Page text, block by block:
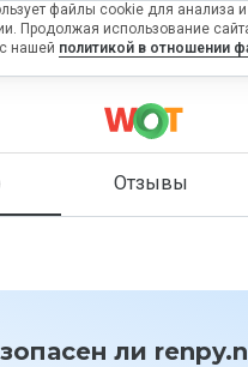
Отзывы
ли
файлы cookie для анализа и
Продолжая использование
нашей политикой в отношении